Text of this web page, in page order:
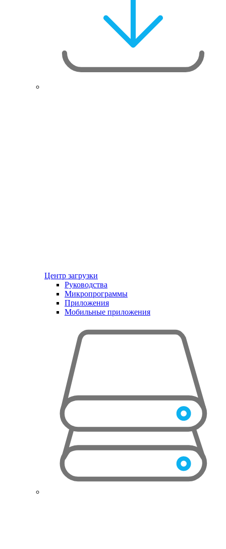
Центр загрузки
Руководства
Микропрограммы
Приложения
Мобильные приложения